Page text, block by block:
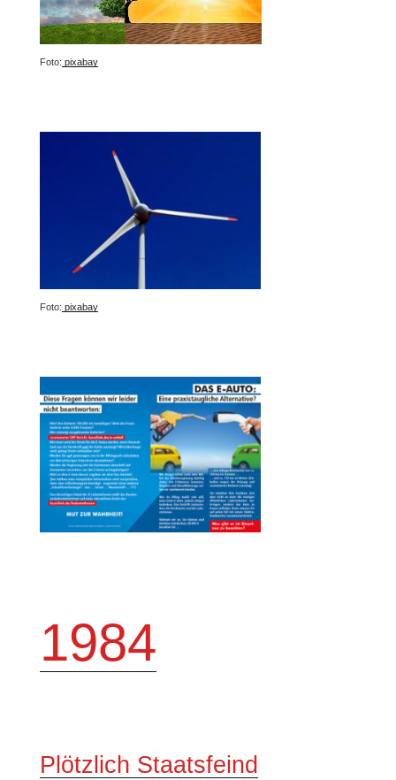
Foto: pixabay
Foto: pixabay
1984
Plötzlich Staatsfeind